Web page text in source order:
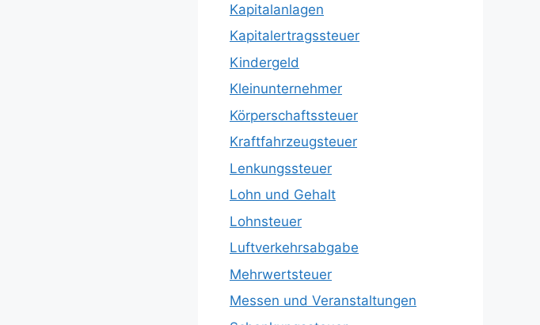
Kapitalanlagen
Kapitalertragssteuer
Kindergeld
Kleinunternehmer
Körperschaftssteuer
Kraftfahrzeugsteuer
Lenkungssteuer
Lohn und Gehalt
Lohnsteuer
Luftverkehrsabgabe
Mehrwertsteuer
Messen und Veranstaltungen